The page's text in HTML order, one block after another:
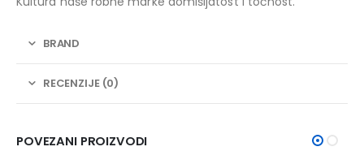
BRAND
RECENZIJE (0)
POVEZANI PROIZVODI